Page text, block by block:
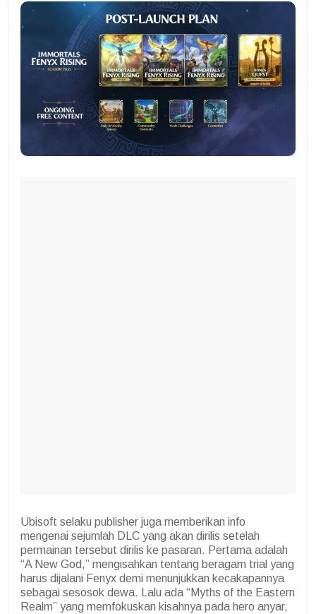
Ubisoft selaku publisher juga memberikan info
mengenai sejumlah DLC yang akan dirilis setelah
permainan tersebut dirilis ke pasaran. Pertama adalah
“A New God,” mengisahkan tentang beragam trial yang
harus dijalani Fenyx demi menunjukkan kecakapannya
sebagai sesosok dewa. Lalu ada “Myths of the Eastern
Realm” yang memfokuskan kisahnya pada hero anyar,